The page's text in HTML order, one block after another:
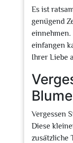
Es ist
genügend
einfangen
Ihrer Liebe
Vergessen
Diese
zusätzliche